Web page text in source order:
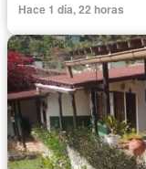
Hace 1 día, 22 horas